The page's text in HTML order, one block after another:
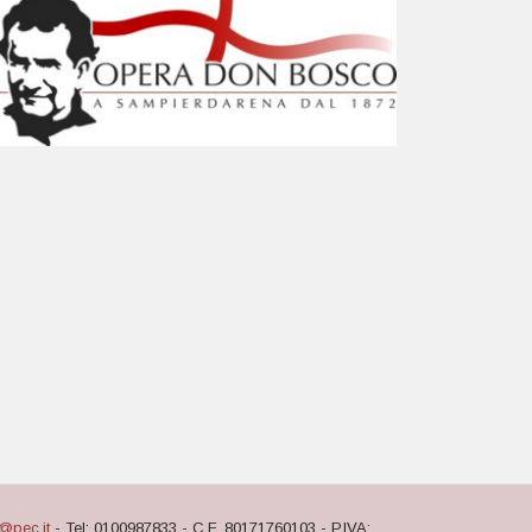
- Tel: 0100987833 - C.F. 80171760103 - P.IVA: